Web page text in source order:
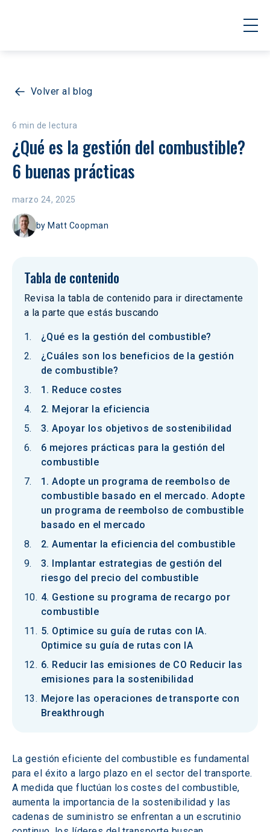
Volver al blog
6 min de lectura
¿Qué es la gestión del combustible?
6 buenas prácticas
marzo 24, 2025
by Matt Coopman
Tabla de contenido
Revisa la tabla de contenido para ir directamente
a la parte que estás buscando
¿Qué es la gestión del combustible?
¿Cuáles son los beneficios de la gestión
de combustible?
1. Reduce costes
2. Mejorar la eficiencia
3. Apoyar los objetivos de sostenibilidad
6 mejores prácticas para la gestión del
combustible
1. Adopte un programa de reembolso de
combustible basado en el mercado. Adopte
un programa de reembolso de combustible
basado en el mercado
2. Aumentar la eficiencia del combustible
3. Implantar estrategias de gestión del
riesgo del precio del combustible
4. Gestione su programa de recargo por
combustible
5. Optimice su guía de rutas con IA.
Optimice su guía de rutas con IA
6. Reducir las emisiones de CO Reducir las
emisiones para la sostenibilidad
Mejore las operaciones de transporte con
Breakthrough
La gestión eficiente del combustible es fundamental
para el éxito a largo plazo en el sector del transporte.
A medida que fluctúan los costes del combustible,
aumenta la importancia de la sostenibilidad y las
cadenas de suministro se enfrentan a un escrutinio